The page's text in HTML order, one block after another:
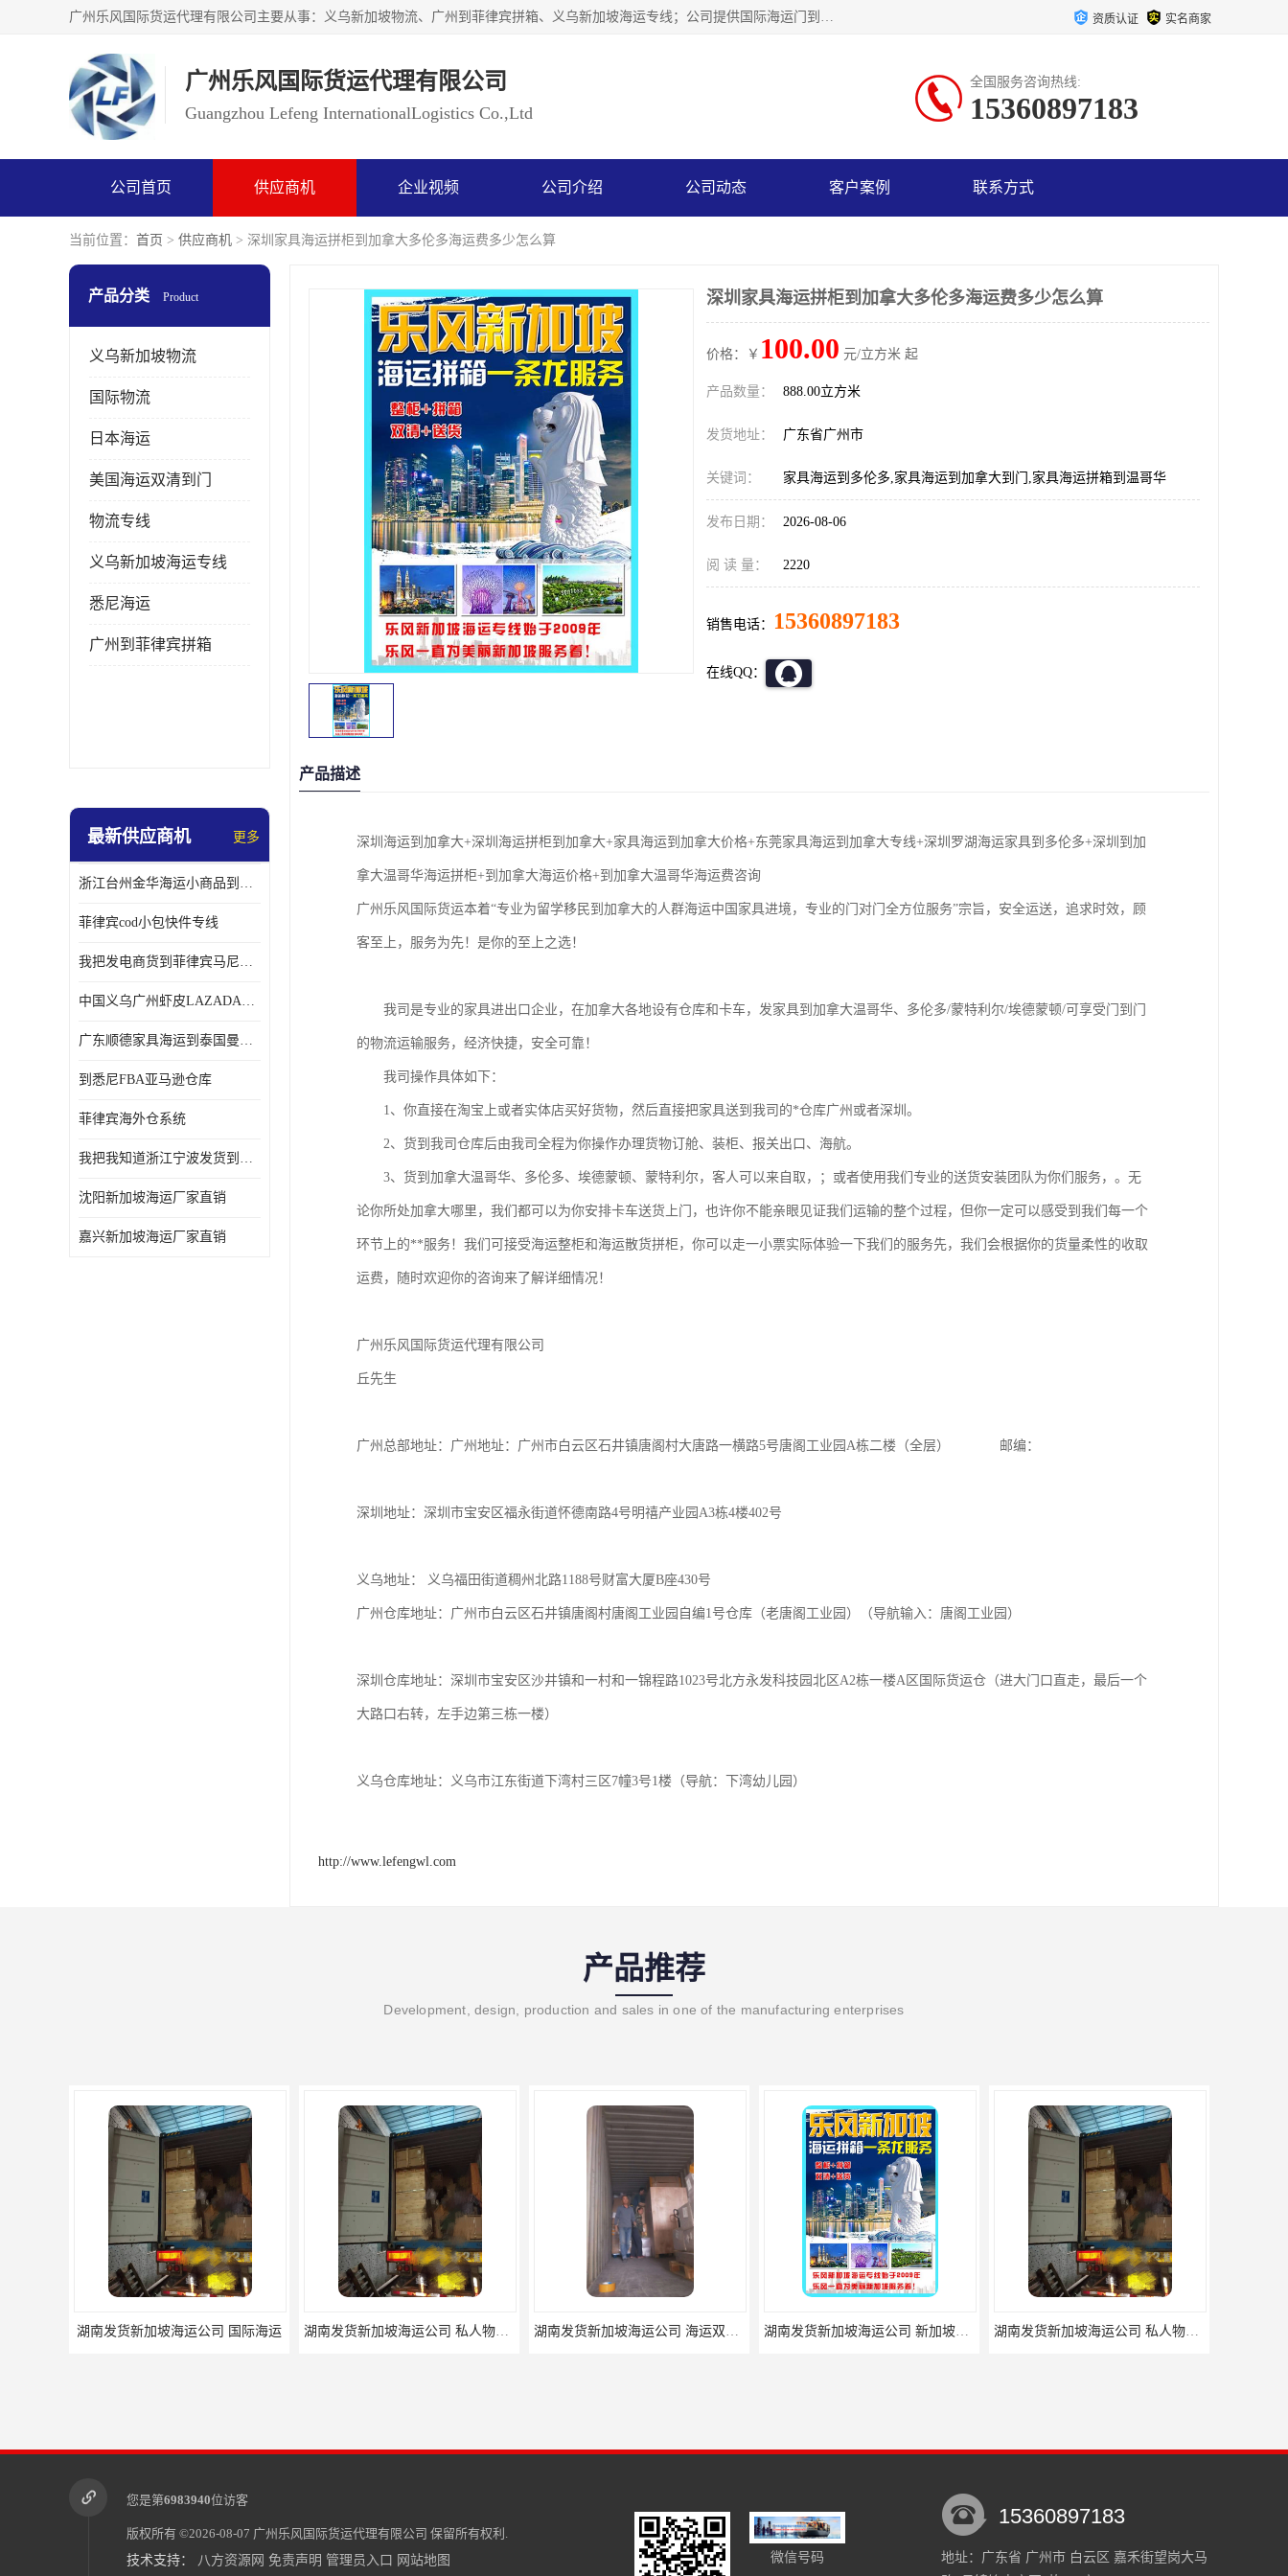
广州乐风国际货运代理有限公司主要从事：义乌新加坡物流、广州到菲律宾拼箱、义乌新加坡海运专线；公司提供国际海运门到门一条龙服务，目前开通的国际海运线路有：澳大利亚国际海运双清到门、美国国际海运双清到门、加拿大国际海运双清到门、新西兰国际海运双清到门等等。以上线路，客户的无论是发小散货拼箱或者包柜发运，我们均可以提供一条龙到门服务，乐风公司有着8年的国际货运到门经验。 资质认证 实名商家
广州乐风国际货运代理有限公司
Guangzhou Lefeng InternationalLogistics Co.,Ltd
全国服务咨询热线:
15360897183
公司首页 供应商机 企业视频 公司介绍 公司动态 客户案例 联系方式
当前位置： 首页 > 供应商机 > 深圳家具海运拼柜到加拿大多伦多海运费多少怎么算
产品分类 Product
义乌新加坡物流
国际物流
日本海运
美国海运双清到门
物流专线
义乌新加坡海运专线
悉尼海运
广州到菲律宾拼箱
最新供应商机 更多
浙江台州金华海运小商品到菲律宾马尼拉怎样收费
菲律宾cod小包快件专线
我把发电商货到菲律宾马尼拉独立站海运经验告诉您
中国义乌广州虾皮LAZADA电商货海运菲律宾怎样收费
广东顺德家具海运到泰国曼谷需要提供什么资料给海运公司呢
到悉尼FBA亚马逊仓库
菲律宾海外仓系统
我把我知道浙江宁波发货到菲律宾马尼拉海运流程告诉您
沈阳新加坡海运厂家直销
嘉兴新加坡海运厂家直销
深圳家具海运拼柜到加拿大多伦多海运费多少怎么算
价格：￥ 100.00 元/立方米 起
产品数量： 888.00立方米
发货地址： 广东省广州市
关键词： 家具海运到多伦多,家具海运到加拿大到门,家具海运拼箱到温哥华
发布日期： 2026-08-06
阅 读 量： 2220
销售电话： 15360897183
在线QQ：
产品描述
深圳海运到加拿大+深圳海运拼柜到加拿大+家具海运到加拿大价格+东莞家具海运到加拿大专线+深圳罗湖海运家具到多伦多+深圳到加
拿大温哥华海运拼柜+到加拿大海运价格+到加拿大温哥华海运费咨询
广州乐风国际货运本着“专业为留学移民到加拿大的人群海运中国家具进境，专业的门对门全方位服务”宗旨，安全运送，追求时效，顾
客至上，服务为先！是你的至上之选！
我司是专业的家具进出口企业，在加拿大各地设有仓库和卡车，发家具到加拿大温哥华、多伦多/蒙特利尔/埃德蒙顿/可享受门到门
的物流运输服务，经济快捷，安全可靠！
我司操作具体如下：
1、你直接在淘宝上或者实体店买好货物，然后直接把家具送到我司的*仓库广州或者深圳。
2、货到我司仓库后由我司全程为你操作办理货物订舱、装柜、报关出口、海航。
3、货到加拿大温哥华、多伦多、埃德蒙顿、蒙特利尔，客人可以来自取，；或者使用我们专业的送货安装团队为你们服务，。无
论你所处加拿大哪里，我们都可以为你安排卡车送货上门，也许你不能亲眼见证我们运输的整个过程，但你一定可以感受到我们每一个
环节上的**服务！我们可接受海运整柜和海运散货拼柜，你可以走一小票实际体验一下我们的服务先，我们会根据你的货量柔性的收取
运费，随时欢迎你的咨询来了解详细情况！
广州乐风国际货运代理有限公司
丘先生
广州总部地址：广州地址：广州市白云区石井镇唐阁村大唐路一横路5号唐阁工业园A栋二楼（全层）             邮编：
深圳地址：深圳市宝安区福永街道怀德南路4号明禧产业园A3栋4楼402号
义乌地址： 义乌福田街道稠州北路1188号财富大厦B座430号
广州仓库地址：广州市白云区石井镇唐阁村唐阁工业园自编1号仓库（老唐阁工业园）（导航输入：唐阁工业园）
深圳仓库地址：深圳市宝安区沙井镇和一村和一锦程路1023号北方永发科技园北区A2栋一楼A区国际货运仓（进大门口直走，最后一个
大路口右转，左手边第三栋一楼）
义乌仓库地址：义乌市江东街道下湾村三区7幢3号1楼（导航：下湾幼儿园）
http://www.lefengwl.com
产品推荐
Development, design, production and sales in one of the manufacturing enterprises
湖南发货新加坡海运公司 国际海运 湖南发货新加坡海运公司 私人物品国际搬家 LF01sin 湖南发货新加坡海运公司 海运双清门到门一条龙 LF01sin 湖南发货新加坡海运公司 新加坡电商海运 湖南发货新加坡海运公司 私人物品国际搬家
您是第6983940位访客
版权所有 ©2026-08-07 广州乐风国际货运代理有限公司 保留所有权利.
技术支持： 八方资源网 免责声明 管理员入口 网站地图 微信号码
15360897183
地址：广东省 广州市 白云区 嘉禾街望岗大马